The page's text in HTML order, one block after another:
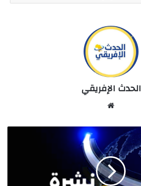
الحدث الإفريقي